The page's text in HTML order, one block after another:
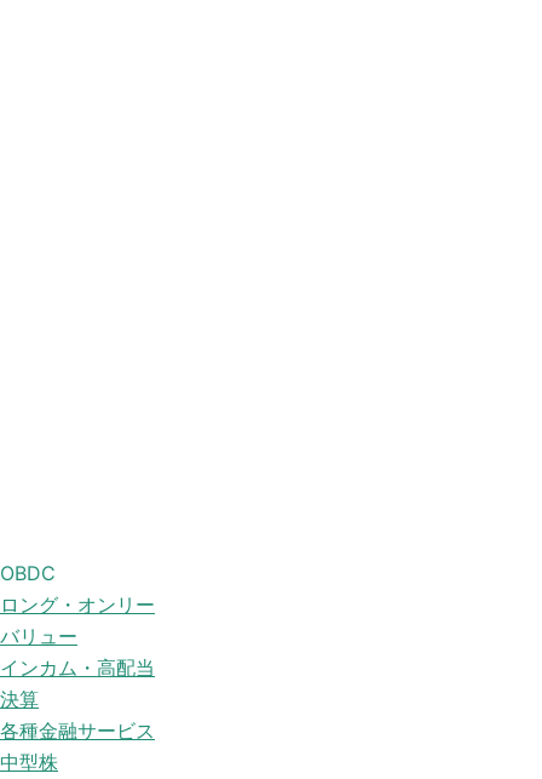
OBDC
ロング・オンリー
バリュー
インカム・高配当
決算
各種金融サービス
中型株